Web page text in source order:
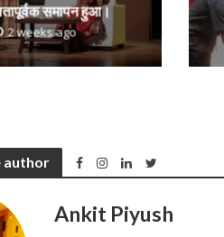
‘शेल्टर होम’
समापन हुआ।
2 weeks ago
author
Ankit Piyush